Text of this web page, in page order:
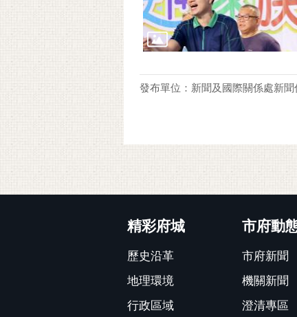
發布單位：新聞及國際關係處新聞
精彩府城
歷史沿革
地理環境
行政區域
市府動
市府新聞
機關新聞
澄清專區